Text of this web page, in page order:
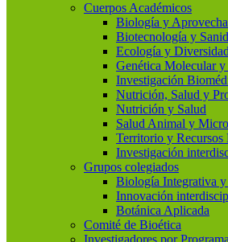
Cuerpos Académicos
Biología y
Biotecnología y
Ecología y
Genética Molecular
Investigación
Nutrición, Salud y
Nutrición y Salud
Salud Animal y
Territorio y Recursos
Investigación
Grupos colegiados
Biología Integrativa
Innovación
Botánica Aplicada
Comité de Bioética
Investigadores por Programa